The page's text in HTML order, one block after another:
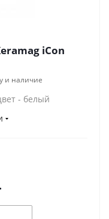
iCon
и наличие
- белый